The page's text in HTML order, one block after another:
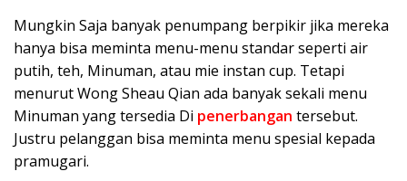
Mungkin Saja banyak penumpang berpikir jika mereka
hanya bisa meminta menu-menu standar seperti air
putih, teh, Minuman, atau mie instan cup. Tetapi
menurut Wong Sheau Qian ada banyak sekali menu
Minuman yang tersedia Di penerbangan tersebut.
Justru pelanggan bisa meminta menu spesial kepada
pramugari.